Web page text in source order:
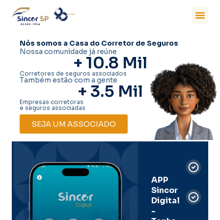
Nós somos a Casa do Corretor de Seguros
Nossa comunidade já reúne
+ 10.8 Mil
Corretores de seguros associados
Também estão com a gente
+ 3.5 Mil
Empresas corretoras
e seguros associadas
SEJA UM ASSOCIADO
APP
Sincor
Digital
-